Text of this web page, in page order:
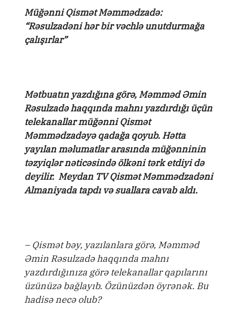
Müğənni Qismət Məmmədzadə:
“Rəsulzadəni hər bir vəchlə unutdurmağa
çalışırlar”
Mətbuatın yazdığına görə, Məmməd Əmin
Rəsulzadə haqqında mahnı yazdırdığı üçün
telekanallar müğənni Qismət
Məmmədzadəyə qadağa qoyub. Hətta
yayılan məlumatlar arasında müğənninin
təzyiqlər nəticəsində ölkəni tərk etdiyi də
deyilir. Meydan TV Qismət Məmmədzadəni
Almaniyada tapdı və suallara cavab aldı.
– Qismət bəy, yazılanlara görə, Məmməd
Əmin Rəsulzadə haqqında mahnı
yazdırdığınıza görə telekanallar qapılarını
üzünüzə bağlayıb. Özünüzdən öyrənək. Bu
hadisə necə olub?